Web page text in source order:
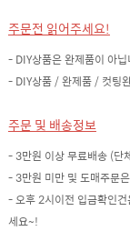
주문전 읽어주세요!
- DIY상품은 완제품이 아
- DIY상품 / 완제품 / 컷팅
주문 및 배송정보
- 3만원 이상 무료배송 (단
- 3만원 미만 및 도매주문
- 오후 2시이전 입금확인
세요~!